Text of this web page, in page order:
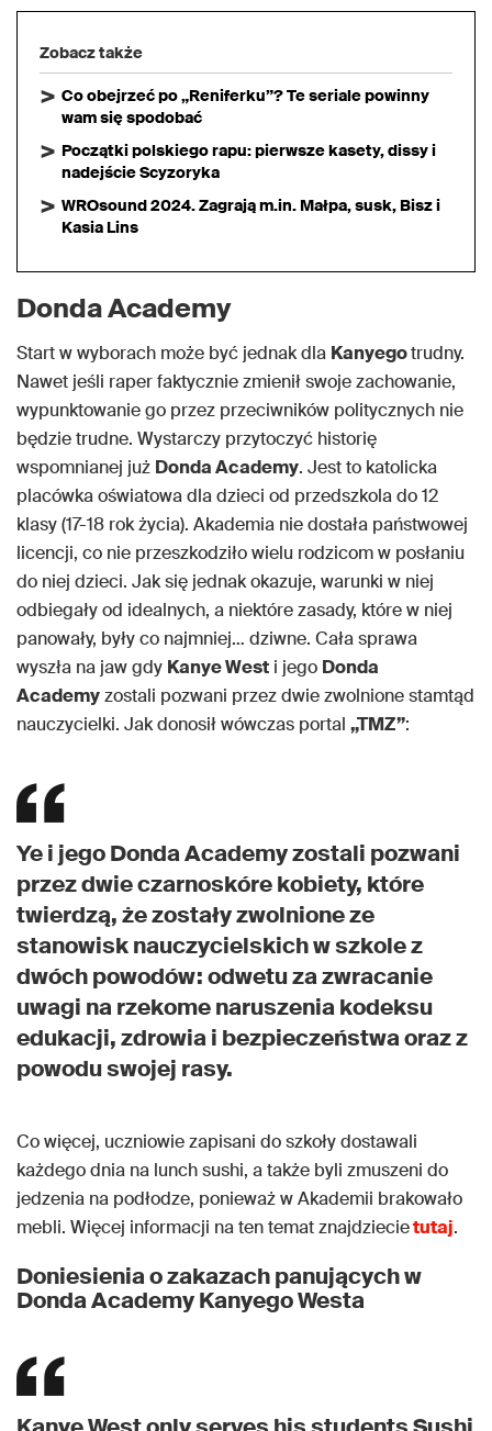
Zobacz także
Co obejrzeć po „Reniferku”? Te seriale powinny
wam się spodobać
Początki polskiego rapu: pierwsze kasety, dissy i
nadejście Scyzoryka
WROsound 2024. Zagrają m.in. Małpa, susk, Bisz i
Kasia Lins
Donda Academy
Start w wyborach może być jednak dla Kanyegotrudny.
Nawet jeśli raper faktycznie zmienił swoje zachowanie,
wypunktowanie go przez przeciwników politycznych nie
będzie trudne. Wystarczy przytoczyć historię
wspomnianej już Donda Academy. Jest to katolicka
placówka oświatowa dla dzieci od przedszkola do 12
klasy (17-18 rok życia). Akademia nie dostała państwowej
licencji, co nie przeszkodziło wielu rodzicom w posłaniu
do niej dzieci. Jak się jednak okazuje, warunki w niej
odbiegały od idealnych, a niektóre zasady, które w niej
panowały, były co najmniej… dziwne. Cała sprawa
wyszła na jaw gdy Kanye West i jego Donda
Academyzostali pozwani przez dwie zwolnione stamtąd
nauczycielki. Jak donosił wówczas portal „TMZ”:
Ye i jego Donda Academy zostali pozwani
przez dwie czarnoskóre kobiety, które
twierdzą, że zostały zwolnione ze
stanowisk nauczycielskich w szkole z
dwóch powodów: odwetu za zwracanie
uwagi na rzekome naruszenia kodeksu
edukacji, zdrowia i bezpieczeństwa oraz z
powodu swojej rasy.
Co więcej, uczniowie zapisani do szkoły dostawali
każdego dnia na lunch sushi, a także byli zmuszeni do
jedzenia na podłodze, ponieważ w Akademii brakowało
mebli. Więcej informacji na ten temat znajdziecietutaj.
Doniesienia o zakazach panujących w
Donda Academy Kanyego Westa